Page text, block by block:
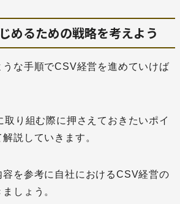
めるための戦略を考えよう
うな手順でCSV経営を進めていけば
取り組む際に押さえておきたいポイ
説していきます。
容を参考に自社におけるCSV経営の
しょう。